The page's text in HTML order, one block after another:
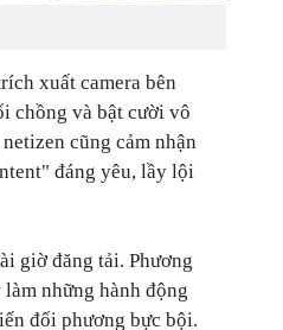
xuất camera bên
chồng và bật cười vô
cũng cảm nhận
đáng yêu, lầy lội
giờ đăng tải. Phương
những hành động
đối phương bực bội.